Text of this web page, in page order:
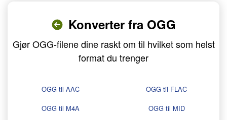
Konverter fra OGG
Gjør OGG-filene dine raskt om til hvilket som helst
format du trenger
OGG til AAC
OGG til FLAC
OGG til M4A
OGG til MID